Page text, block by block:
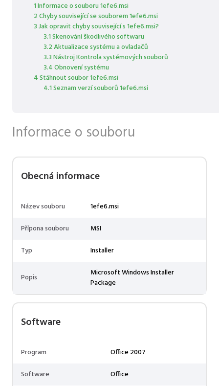
1 Informace o souboru 1efe6.msi
2 Chyby související se souborem 1efe6.msi
3 Jak opravit chyby související s 1efe6.msi?
3.1 Skenování škodlivého softwaru
3.2 Aktualizace systému a ovladačů
3.3 Nástroj Kontrola systémových souborů
3.4 Obnovení systému
4 Stáhnout soubor 1efe6.msi
4.1 Seznam verzí souborů 1efe6.msi
Informace o souboru
Obecná informace
Název souboru
1efe6.msi
Přípona souboru
MSI
Typ
Installer
Popis
Microsoft Windows Installer
Package
Software
Program
Office 2007
Software
Office